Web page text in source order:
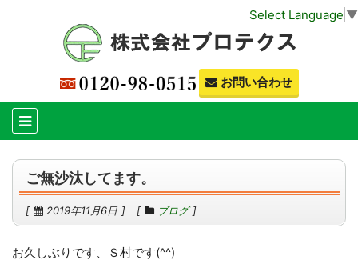
Select Language ▼
お問い合わせ
ご無沙汰してます。
2019年11月6日 ブログ
お久しぶりです、Ｓ村です(^^)